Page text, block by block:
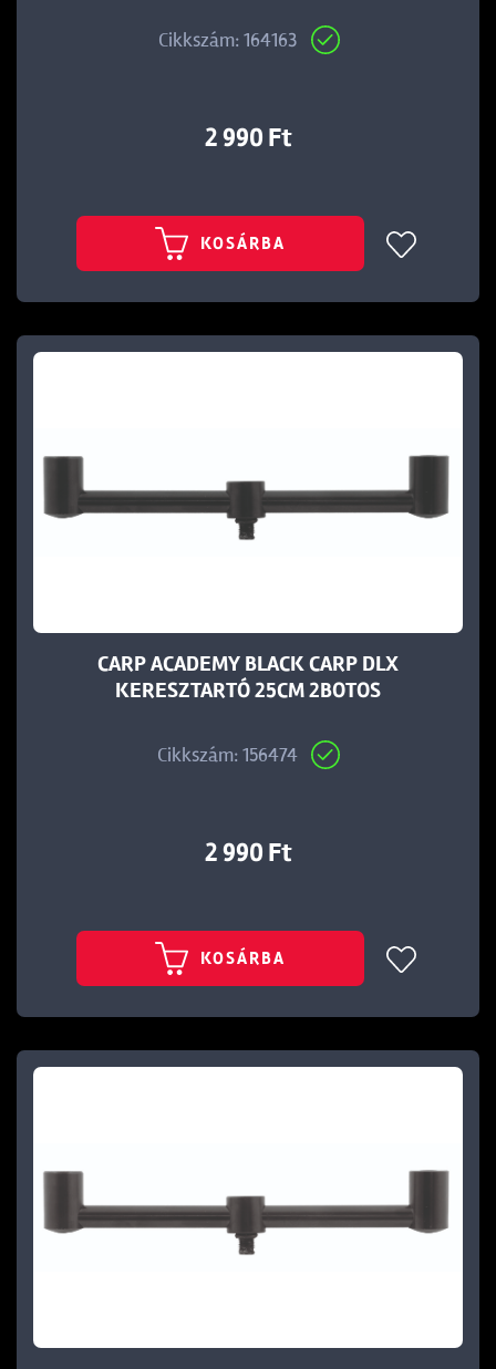
Cikkszám: 164163
2 990 Ft
KOSÁRBA
CARP ACADEMY BLACK CARP DLX
KERESZTARTÓ 25CM 2BOTOS
Cikkszám: 156474
2 990 Ft
KOSÁRBA